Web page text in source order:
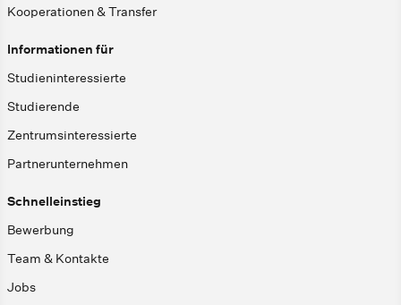
Kooperationen & Transfer
Informationen für
Studieninteressierte
Studierende
Zentrumsinteressierte
Partnerunternehmen
Schnelleinstieg
Bewerbung
Team & Kontakte
Jobs